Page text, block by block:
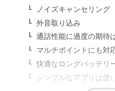
ノイズキャンセリング
外音取り込み
通話性能に過度の期待
マルチポイントにも対
快適なロングバッテリ
シンプルなアプリは使